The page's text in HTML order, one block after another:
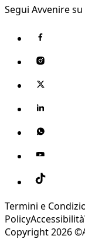
Segui Avvenire su
Termini e
PolicyAccessibilità
Copyright 2026